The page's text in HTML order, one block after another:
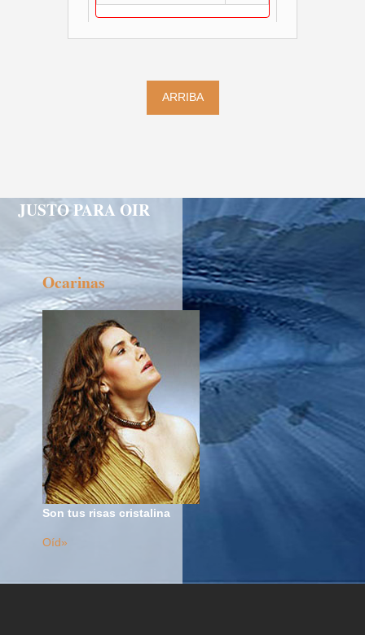
ARRIBA
JUSTO PARA OIR
Ocarinas
Son tus risas cristalina
Oíd»